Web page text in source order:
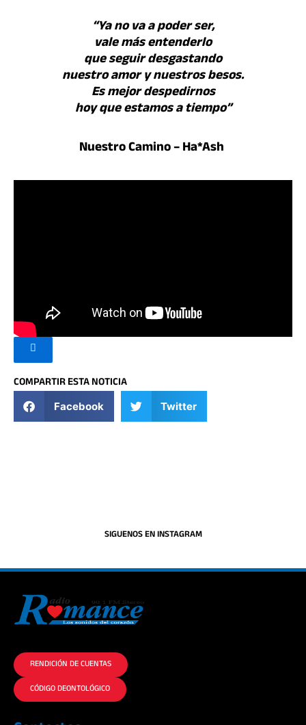
“Ya no va a poder ser,
vale más entenderlo
que seguir desgastando
nuestro amor y nuestros besos.
Es mejor despedirnos
hoy que estamos a tiempo”
Nuestro Camino – Ha*Ash

COMPARTIR ESTA NOTICIA
Facebook Twitter
SIGUENOS EN INSTAGRAM
RENDICIÓN DE CUENTAS
CÓDIGO DEONTOLÓGICO